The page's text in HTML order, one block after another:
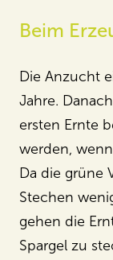
Beim
Die Anzucht
Jahre.
ersten Ernte
werden,
Da die grüne
Stechen
gehen die
Spargel zu